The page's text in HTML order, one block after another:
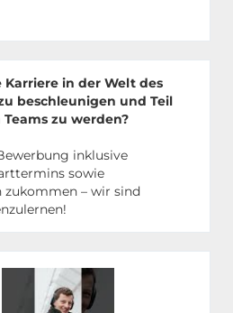
in der Welt des
beschleunigen und Teil
zu werden?
inklusive
sowie
– wir sind